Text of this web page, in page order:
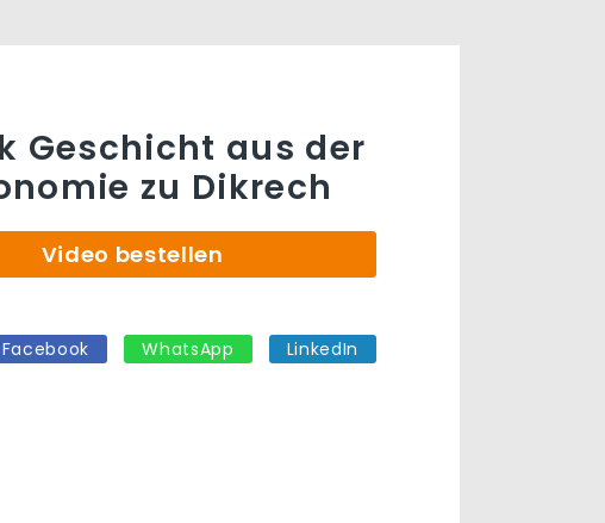
Geschicht aus der
zu Dikrech
Video bestellen
Facebook WhatsApp LinkedIn